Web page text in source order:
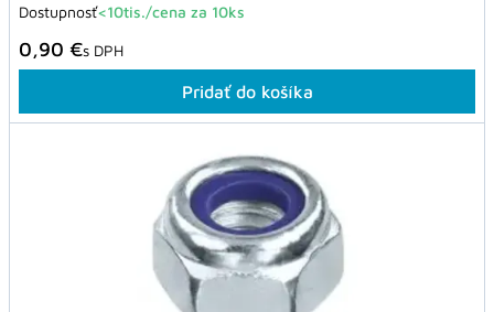
Dostupnosť<10tis./cena za 10ks
0,90 €s DPH
Pridať do košíka